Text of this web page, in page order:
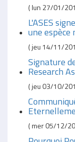
(lun 27/01/
L'ASES
une espèce
(jeu 14/11/
Signature
Research
(jeu 03/10/
(mer 05/12/